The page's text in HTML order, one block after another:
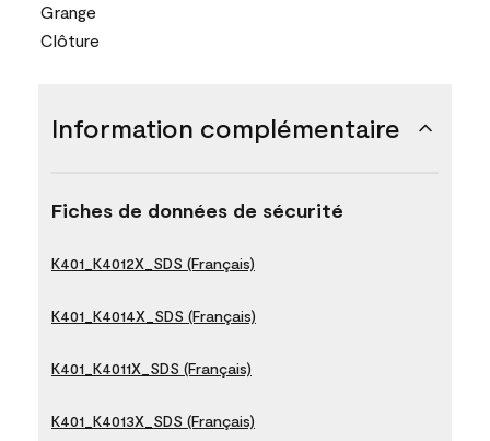
Grange
Clôture
Information complémentaire
Fiches de données de sécurité
K401_K4012X_SDS (Français)
K401_K4014X_SDS (Français)
K401_K4011X_SDS (Français)
K401_K4013X_SDS (Français)